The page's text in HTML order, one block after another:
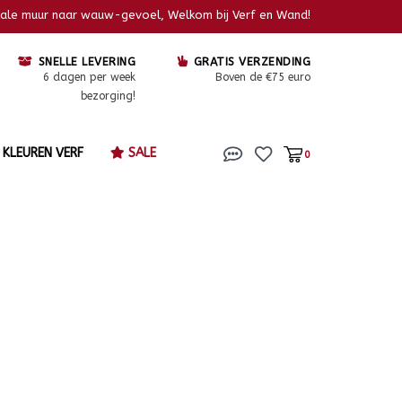
muur naar wauw-gevoel, Welkom bij Verf en Wand!
SNELLE LEVERING
6 dagen per week
bezorging!
GRATIS VERZENDING
Boven de €75 euro
KLEUREN VERF SALE 0